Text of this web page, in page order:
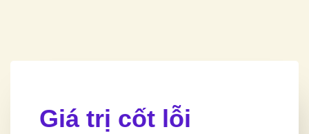
Giá trị cốt lỗi